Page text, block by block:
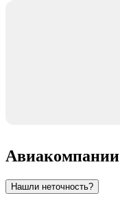
Авиакомпании
Нашли неточность?